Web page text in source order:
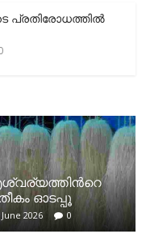
പ്രതിരോധത്തില്‍
ഓടപ്പൂ
June 2026 0